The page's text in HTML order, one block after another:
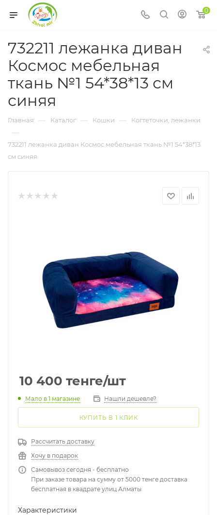
0
732211 лежанка диван
Космос мебельная
ткань №1 54*38*13 см
синяя
Главная — Каталог — Кошки — Когтеточки, лежанки
—
732211 лежанка диван Космос мебельная ткань №1 54*38*13
см синяя
10 400 тенге/шт
Мало в 1 магазине Нашли дешевле?
КУПИТЬ В 1 КЛИК
Рассчитать доставку
Хочу в подарок
Самовывоз сегодня - бесплатно
При заказе товара на сумму от 5000 тенге доставка
бесплатная в квадрате улиц Алматы
Характеристики